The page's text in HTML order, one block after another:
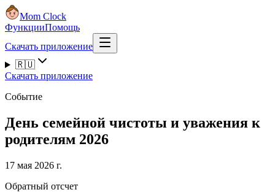
Mom Clock
ФункцииПомощь
Скачать приложение
🇷🇺
Скачать приложение
Событие
День семейной чистоты и уважения к
родителям 2026
17 мая 2026 г.
Обратный отсчет